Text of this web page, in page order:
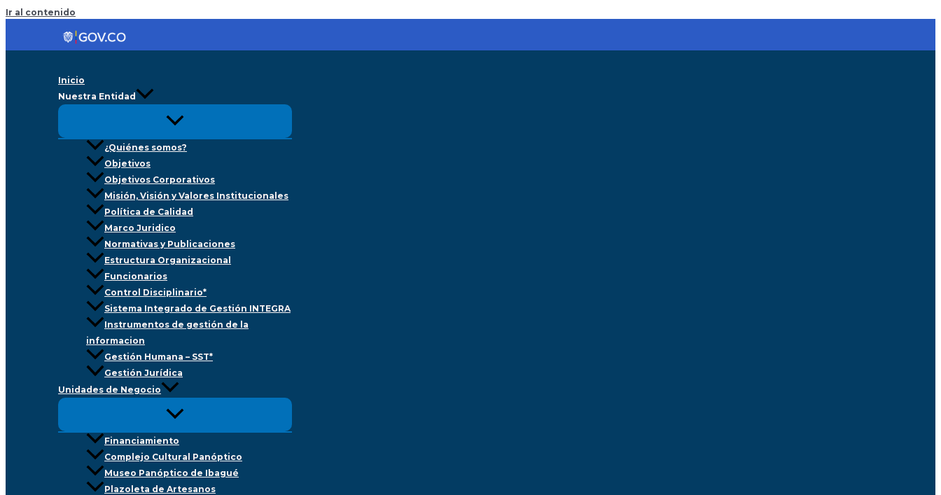
Ir al contenido
Inicio
Nuestra Entidad
¿Quiénes somos?
Objetivos
Objetivos Corporativos
Misión, Visión y Valores Institucionales
Política de Calidad
Marco Juridico
Normativas y Publicaciones
Estructura Organizacional
Funcionarios
Control Disciplinario*
Sistema Integrado de Gestión INTEGRA
Instrumentos de gestión de la
informacion
Gestión Humana – SST*
Gestión Jurídica
Unidades de Negocio
Financiamiento
Complejo Cultural Panóptico
Museo Panóptico de Ibagué
Plazoleta de Artesanos